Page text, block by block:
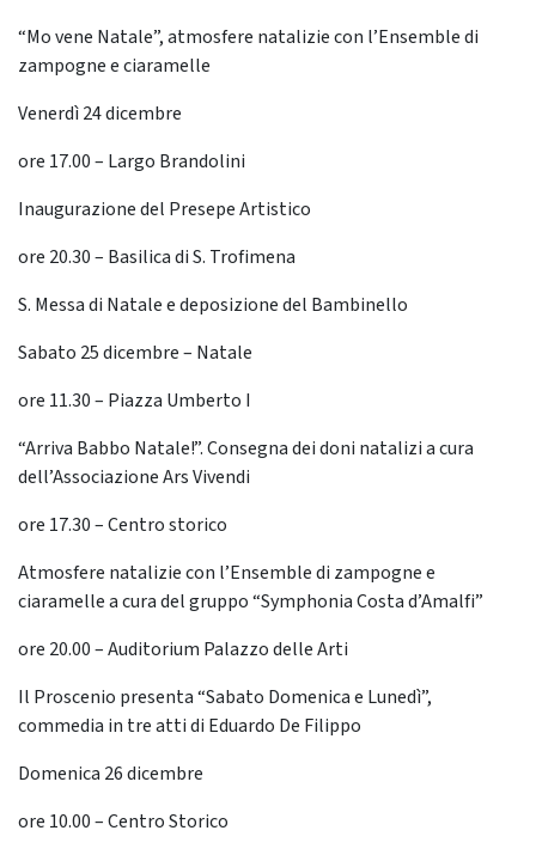
“Mo vene Natale”, atmosfere natalizie con l’Ensemble di
zampogne e ciaramelle
Venerdì 24 dicembre
ore 17.00 – Largo Brandolini
Inaugurazione del Presepe Artistico
ore 20.30 – Basilica di S. Trofimena
S. Messa di Natale e deposizione del Bambinello
Sabato 25 dicembre – Natale
ore 11.30 – Piazza Umberto I
“Arriva Babbo Natale!”. Consegna dei doni natalizi a cura
dell’Associazione Ars Vivendi
ore 17.30 – Centro storico
Atmosfere natalizie con l’Ensemble di zampogne e
ciaramelle a cura del gruppo “Symphonia Costa d’Amalfi”
ore 20.00 – Auditorium Palazzo delle Arti
Il Proscenio presenta “Sabato Domenica e Lunedì”,
commedia in tre atti di Eduardo De Filippo
Domenica 26 dicembre
ore 10.00 – Centro Storico